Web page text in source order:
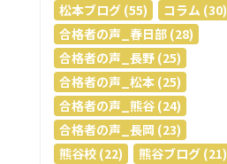
松本ブログ (55)
コラム (30)
合格者の声_春日部 (28)
合格者の声_長野 (25)
合格者の声_松本 (25)
合格者の声_熊谷 (24)
合格者の声_長岡 (23)
熊谷校 (22)
熊谷ブログ (21)